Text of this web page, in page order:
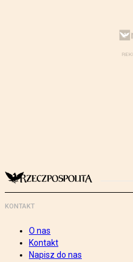
KONTAKT
O nas
Kontakt
Napisz do nas